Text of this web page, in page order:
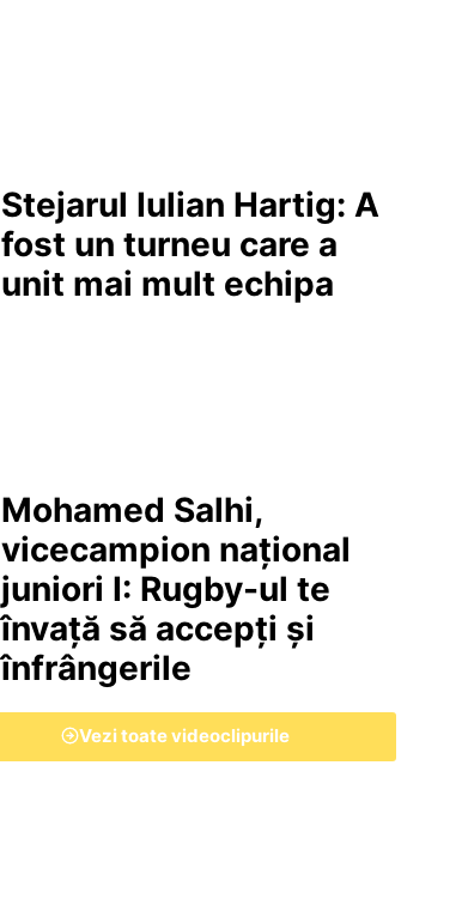
Stejarul Iulian Hartig: A
fost un turneu care a
unit mai mult echipa
Mohamed Salhi,
vicecampion național
juniori I: Rugby-ul te
învață să accepți și
înfrângerile
Vezi toate videoclipurile